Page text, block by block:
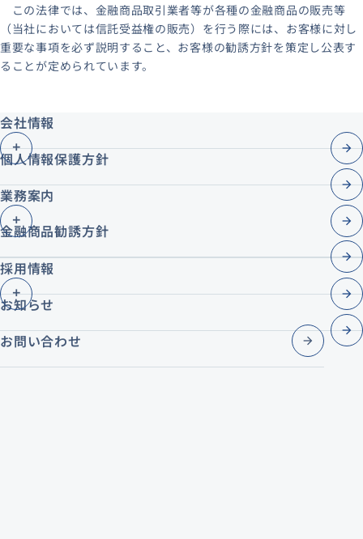
この法律では、金融商品取引業者等が各種の金融商品の販売等
（当社においては信託受益権の販売）を行う際には、お客様に対し
重要な事項を必ず説明すること、お客様の勧誘方針を策定し公表す
ることが定められています。
会社情報
個人情報保護方針
業務案内
金融商品勧誘方針
採用情報
お知らせ
お問い合わせ